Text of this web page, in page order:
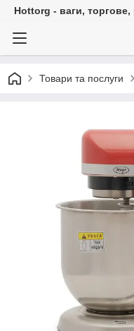
Hottorg - ваги, торгове,
Товари та послуги